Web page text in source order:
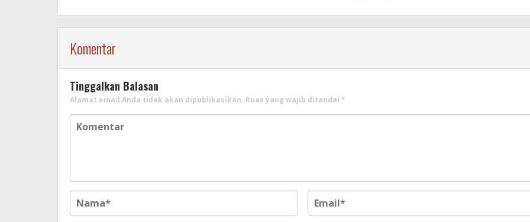
Komentar
Tinggalkan Balasan
Alamat email Anda tidak akan dipublikasikan. Ruas yang wajib ditandai *